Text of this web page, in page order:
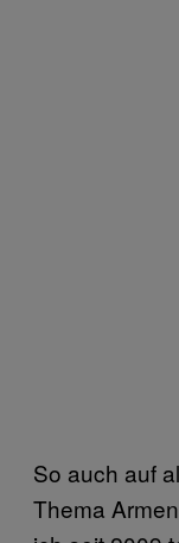
So auch auf
Thema